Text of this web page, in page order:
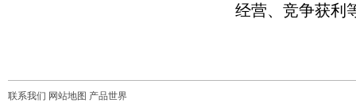
经营、竞争获利
联系我们 网站地图 产品世界